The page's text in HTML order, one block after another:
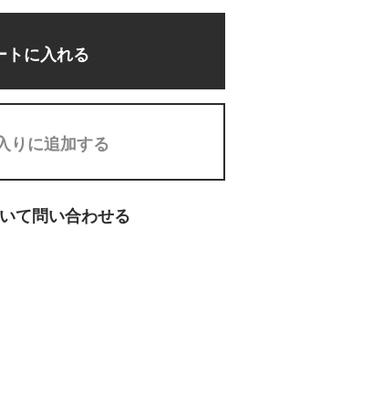
トに入れる
りに追加する
て問い合わせる